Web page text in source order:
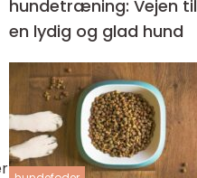
hundetræning: Vejen til
en lydig og glad hund